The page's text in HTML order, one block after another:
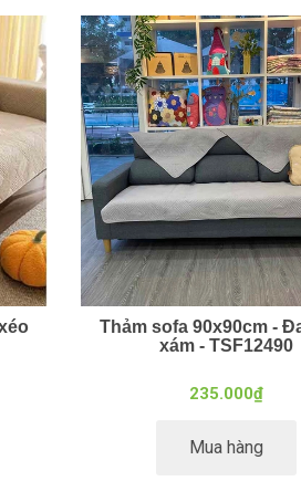
Thảm sofa 90x90cm -
xám - TSF12490
235.000₫
Mua hàng